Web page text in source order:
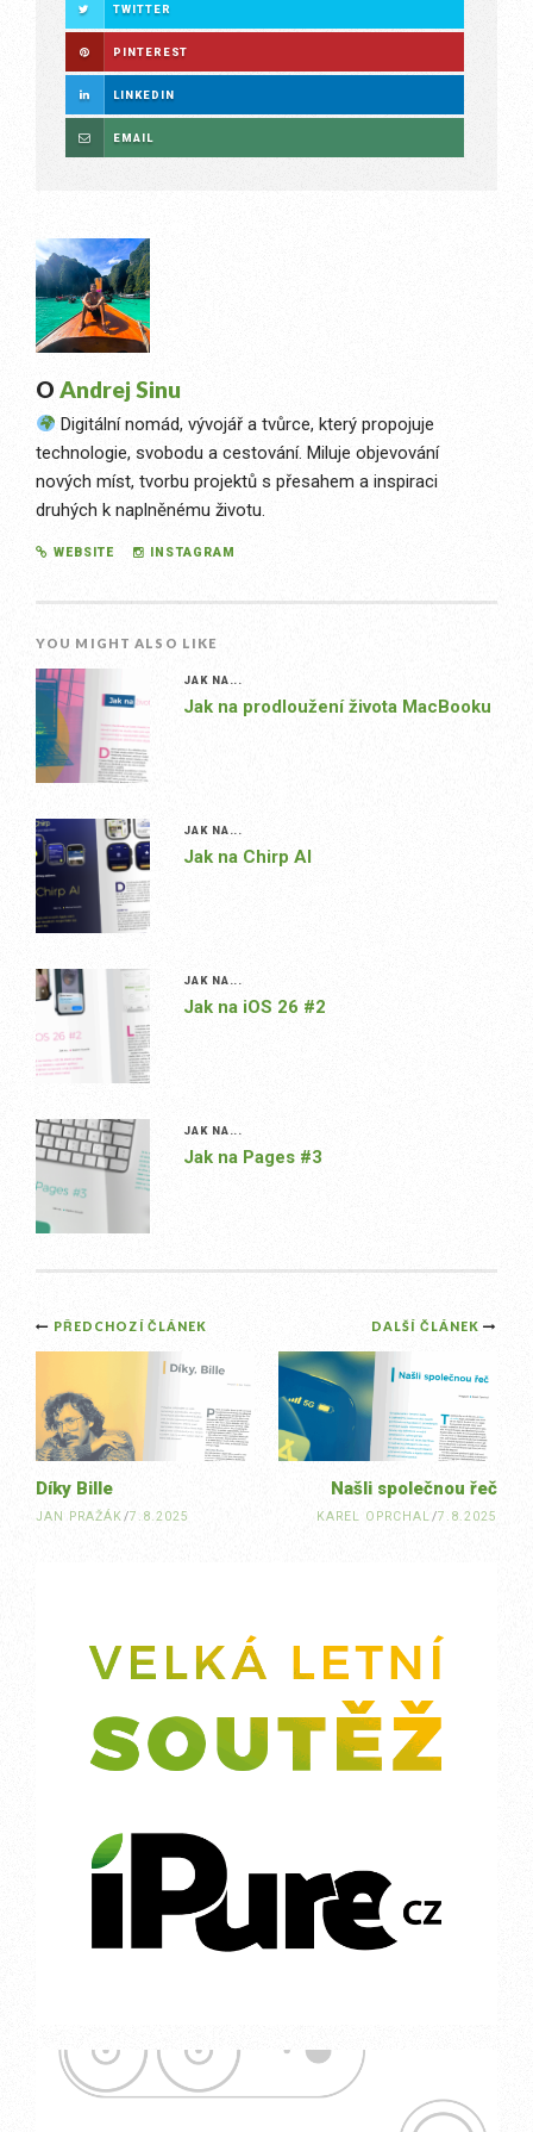
TWITTER
PINTEREST
LINKEDIN
EMAIL
O Andrej Sinu
Digitální nomád, vývojář a tvůrce, který propojuje
technologie, svobodu a cestování. Miluje objevování
nových míst, tvorbu projektů s přesahem a inspiraci
druhých k naplněnému životu.
WEBSITE INSTAGRAM
YOU MIGHT ALSO LIKE
JAK NA...
Jak na prodloužení života MacBooku
JAK NA...
Jak na Chirp AI
JAK NA...
Jak na iOS 26 #2
JAK NA...
Jak na Pages #3
Post
navigation
DALŠÍ ČLÁNEK
Našli společnou řeč
KAREL OPRCHAL/7.8.2025
PŘEDCHOZÍ ČLÁNEK
Díky Bille
JAN PRAŽÁK/7.8.2025